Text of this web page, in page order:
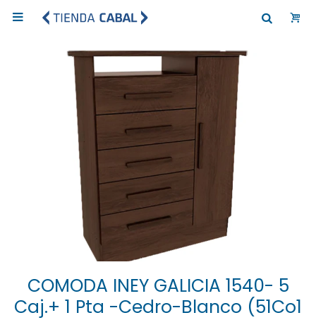

COMODA INEY GALICIA 1540- 5
Caj.+ 1 Pta -Cedro-Blanco (51Co1